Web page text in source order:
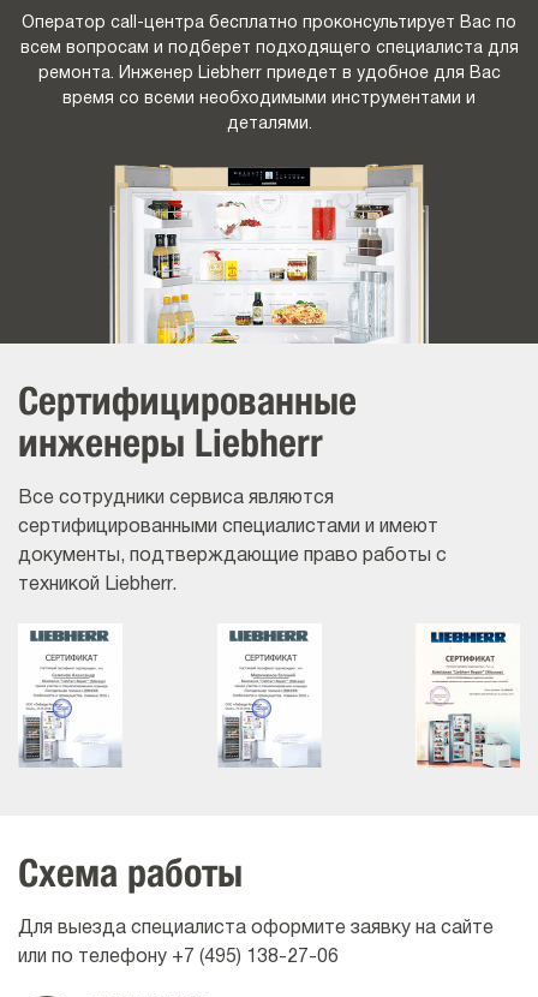
Оператор call-центра бесплатно проконсультирует Вас по
всем вопросам и подберет подходящего специалиста для
ремонта. Инженер Liebherr приедет в удобное для Вас
время со всеми необходимыми инструментами и
деталями.
Сертифицированные
инженеры Liebherr
Все сотрудники сервиса являются
сертифицированными специалистами и имеют
документы, подтверждающие право работы с
техникой Liebherr.
Схема работы
Для выезда специалиста оформите заявку на сайте
или по телефону +7 (495) 138-27-06